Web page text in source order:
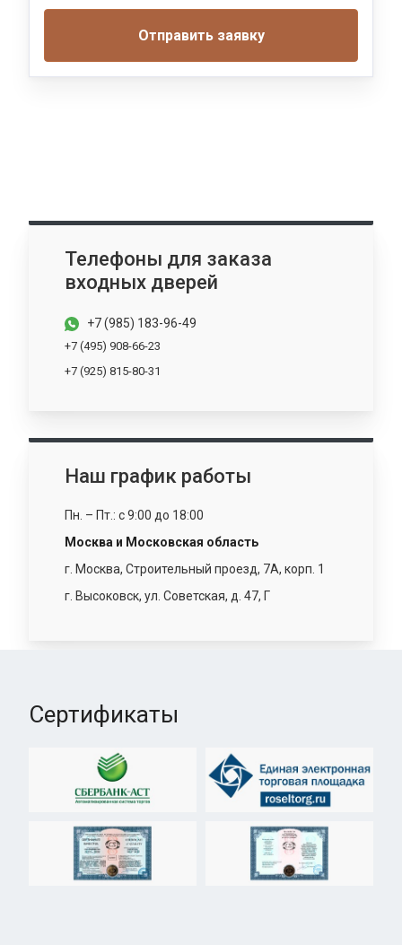
Отправить заявку
Телефоны для заказа
входных дверей
+7 (985) 183-96-49
+7 (495) 908-66-23
+7 (925) 815-80-31
Наш график работы
Пн. – Пт.: с 9:00 до 18:00
Москва и Московская область
г. Москва, Строительный проезд, 7А, корп. 1
г. Высоковск, ул. Советская, д. 47, Г
Сертификаты